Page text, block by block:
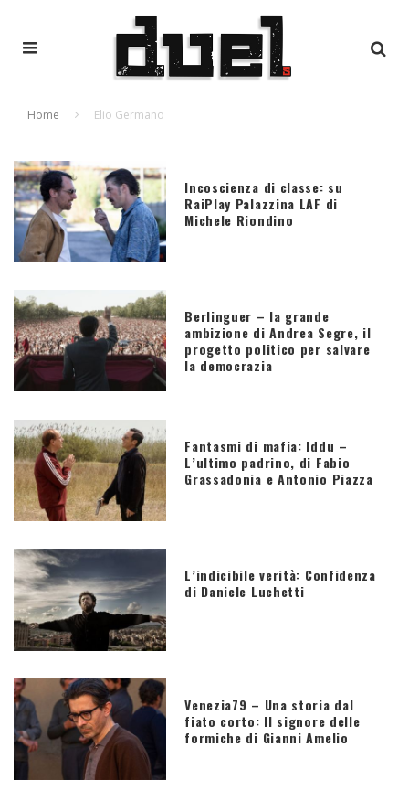
Home Elio Germano
Incoscienza di classe: su
RaiPlay Palazzina LAF di
Michele Riondino
Berlinguer – la grande
ambizione di Andrea Segre, il
progetto politico per salvare
la democrazia
Fantasmi di mafia: Iddu –
L’ultimo padrino, di Fabio
Grassadonia e Antonio Piazza
L’indicibile verità: Confidenza
di Daniele Luchetti
Venezia79 – Una storia dal
fiato corto: Il signore delle
formiche di Gianni Amelio